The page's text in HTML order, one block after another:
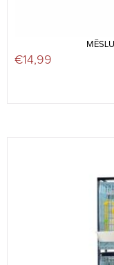
€14,99